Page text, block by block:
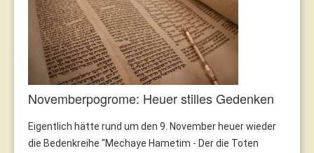
Novemberpogrome: Heuer stilles Gedenken
Eigentlich hätte rund um den 9. November heuer wieder
die Bedenkreihe "Mechaye Hametim - Der die Toten